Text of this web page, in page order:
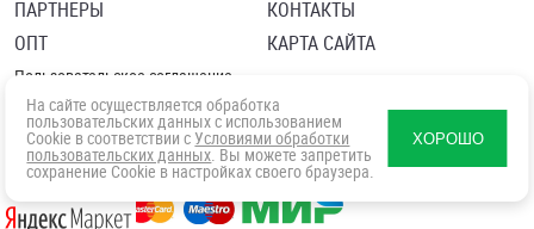
ПАРТНЕРЫ
ОПТ
КОНТАКТЫ
КАРТА САЙТА
Пользовательское соглашение
Политика в отношении обработки персональных данных
Согласие посетителя сайта на обработку персональных данны
На сайте осуществляется обработка
пользовательских данных с использованием
Cookie в соответствии с Условиями обработки
пользовательских данных. Вы можете запретить
сохранение Cookie в настройках своего браузера.
ХОРОШО